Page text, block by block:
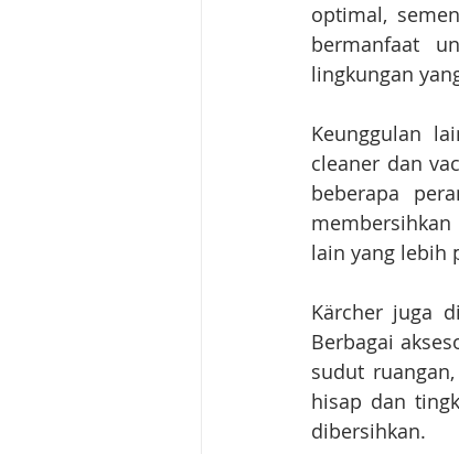
optimal,
bermanfaat
lingkungan
Keunggulan
cleaner dan
beberapa
lain yang lebih
Kärcher juga
Berbagai
sudut
hisap dan
dibersihkan.